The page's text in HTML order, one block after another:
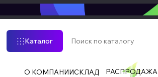
Каталог
О КОМПАНИИСКЛАД РАСПРОДАЖА